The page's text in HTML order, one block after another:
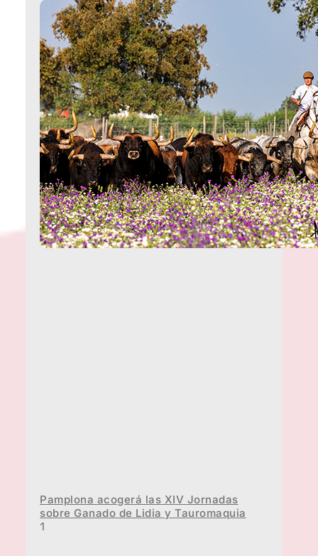
Pamplona acogerá las XIV Jornadas
sobre Ganado de Lidia y Tauromaquia